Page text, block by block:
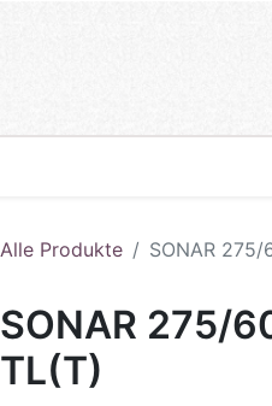
Alle Produkte SONAR 275/
SONAR 275/
TL(T)